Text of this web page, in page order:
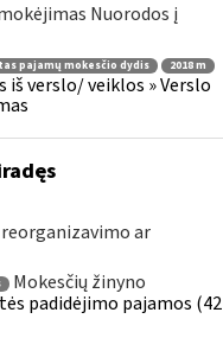
Nuorodos į
pajamų mokesčio dydis
2018 m
iš verslo/ veiklos » Verslo
ar
Mokesčių žinyno
padidėjimo pajamos (42